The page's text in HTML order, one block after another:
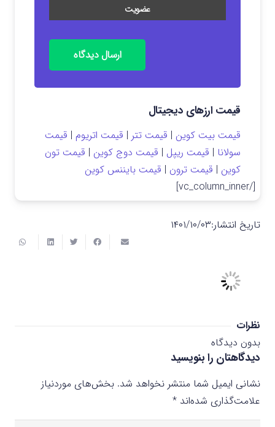
ارسال دیدگاه
قیمت ارزهای دیجیتال
قیمت بیت کوین | قیمت تتر | قیمت اتریوم | قیمت
سولانا | قیمت ریپل | قیمت دوج کوین | قیمت تون
کوین | قیمت ترون | قیمت بایننس کوین
[/vc_column_inner]
تاریخ انتشار:۱۴۰۱/۱۰/۰۳
نظرات
بدون دیدگاه
دیدگاهتان را بنویسید
نشانی ایمیل شما منتشر نخواهد شد. بخش‌های موردنیاز
علامت‌گذاری شده‌اند *